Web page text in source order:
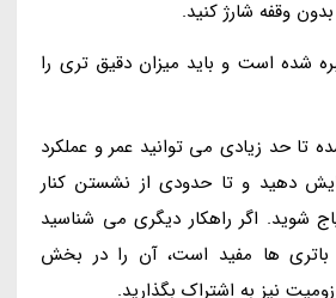
شده است و باید میزان دقیق تری را
تا حد زیادی می توانید عمر و عملکرد
دهید و تا حدودی از نشستن کنار
شوید. اگر راهکار دیگری می شناسید
باتری ها مفید است، آن را در بخش
نیز به اشتراک بگذارید.